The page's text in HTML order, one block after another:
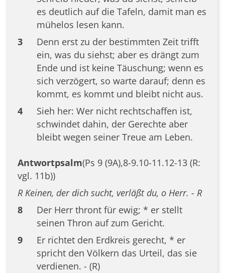
es deutlich auf die Tafeln, damit man es
mühelos lesen kann.
3
Denn erst zu der bestimmten Zeit trifft
ein, was du siehst; aber es drängt zum
Ende und ist keine Täuschung; wenn es
sich verzögert, so warte darauf; denn es
kommt, es kommt und bleibt nicht aus.
4
Sieh her: Wer nicht rechtschaffen ist,
schwindet dahin, der Gerechte aber
bleibt wegen seiner Treue am Leben.
Antwortpsalm(Ps 9 (9A),8-9.10-11.12-13 (R:
vgl. 11b))
R Keinen, der dich sucht, verläßt du, o Herr. - R
8
Der Herr thront für ewig; * er stellt
seinen Thron auf zum Gericht.
9
Er richtet den Erdkreis gerecht, * er
spricht den Völkern das Urteil, das sie
verdienen. - (R)